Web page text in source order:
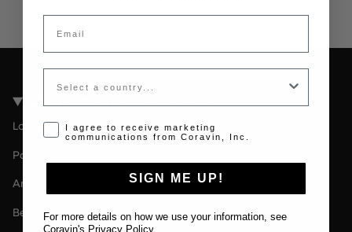
Coravin Guide Locations
Londres
Paris
Amsterdam
Berlin
Email
Country
Opt-in disclaimer
I agree to receive marketing
communications from Coravin, Inc.
SIGN ME UP!
For more details on how we use your information, see
Coravin's Privacy Policy.